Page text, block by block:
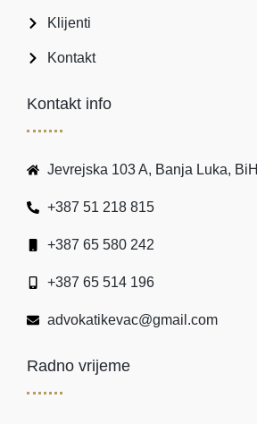
Klijenti
Kontakt
Kontakt info
Jevrejska 103 A, Banja Luka, BiH
+387 51 218 815
+387 65 580 242
+387 65 514 196
advokatikevac@gmail.com
Radno vrijeme